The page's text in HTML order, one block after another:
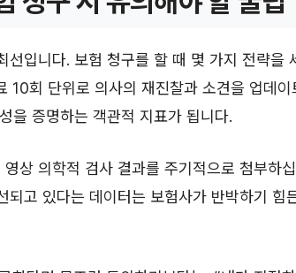
선입니다. 보험 청구를 할 때 몇 가지 전략을
10회 단위로 의사의 재진찰과 소견을 업데
을 증명하는 객관적 지표가 됩니다.
상 의학적 검사 결과를 주기적으로 첨부하
되고 있다는 데이터는 보험사가 반박하기 힘